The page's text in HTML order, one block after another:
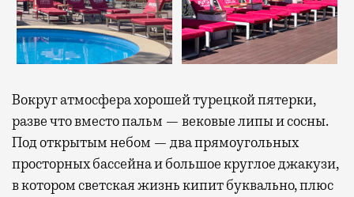
Вокруг атмосфера хорошей турецкой пятерки,
разве что вместо пальм — вековые липы и сосны.
Под открытым небом — два прямоугольных
просторных бассейна и большое круглое джакузи,
в котором светская жизнь кипит буквально, плюс